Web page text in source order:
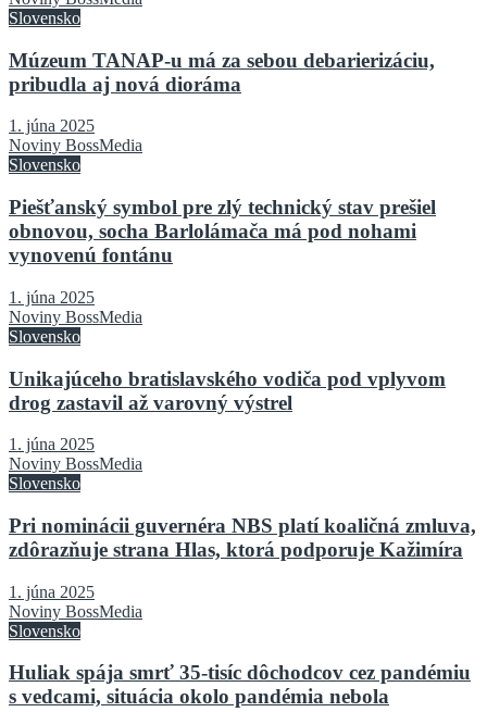
Slovensko
Múzeum TANAP-u má za sebou debarierizáciu,
pribudla aj nová dioráma
1. júna 2025
Noviny BossMedia
Slovensko
Piešťanský symbol pre zlý technický stav prešiel
obnovou, socha Barlolámača má pod nohami
vynovenú fontánu
1. júna 2025
Noviny BossMedia
Slovensko
Unikajúceho bratislavského vodiča pod vplyvom
drog zastavil až varovný výstrel
1. júna 2025
Noviny BossMedia
Slovensko
Pri nominácii guvernéra NBS platí koaličná zmluva,
zdôrazňuje strana Hlas, ktorá podporuje Kažimíra
1. júna 2025
Noviny BossMedia
Slovensko
Huliak spája smrť 35-tisíc dôchodcov cez pandémiu
s vedcami, situácia okolo pandémia nebola